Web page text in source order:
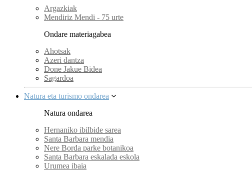
Argazkiak
Mendiriz Mendi - 75 urte
Ondare materiagabea
Ahotsak
Azeri dantza
Done Jakue Bidea
Sagardoa
Natura eta turismo ondarea
Natura ondarea
Hernaniko ibilbide sarea
Santa Barbara mendia
Nere Borda parke botanikoa
Santa Barbara eskalada eskola
Urumea ibaia